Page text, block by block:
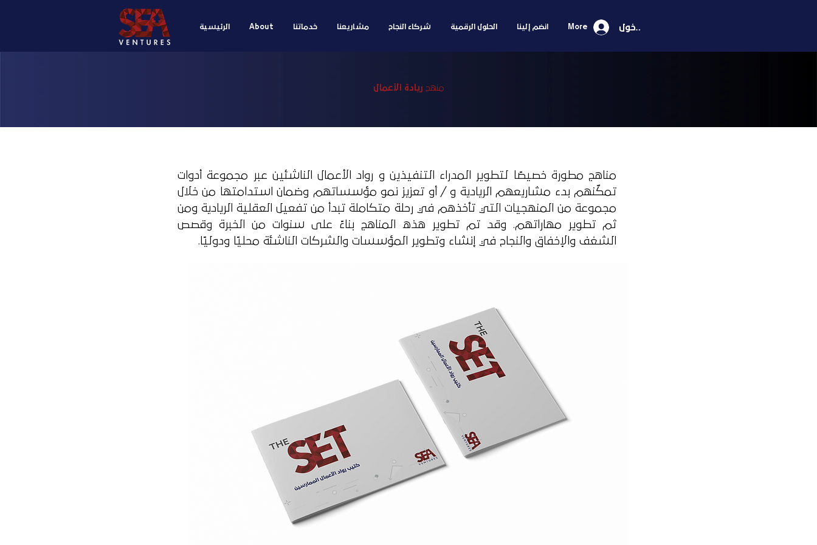
تسجيل الدخول الرئيسية About خدماتنا مشاريعنا شركاء النجاح الحلول الرقمية انضم إلينا More
منهج ريادة الأعمال
مناهج مطورة خصيصًا لتطوير المدراء التنفيذين و رواد الأعمال الناشئين عبر مجموعة أدوات
تمكّنهم بدء مشاريعهم الريادية و / أو تعزيز نمو مؤسساتهم وضمان استدامتها من خلال
مجموعة من المنهجيات التي تأخذهم في رحلة متكاملة تبدأ من تفعيل العقلية الريادية ومن
ثم تطوير مهاراتهم. وقد تم تطوير هذه المناهج بناءً على سنوات من الخبرة وقصص
الشغف والإخفاق والنجاح في إنشاء وتطوير المؤسسات والشركات الناشئة محليًا ودوليًا.